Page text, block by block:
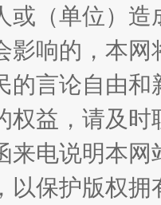
生
或（单位）
影响的，本
的言论自由
权益，请及
来电说明本
以保护版权